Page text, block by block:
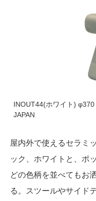
INOUT44(ホワイト)
JAPAN
屋内外で使えるセラミ
ック、ホワイトと、ポ
どの色柄を並べてもお
る。スツールやサイド